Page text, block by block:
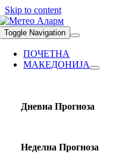
Skip to content
Toggle Navigation
ПОЧЕТНА
МАКЕДОНИЈА
Дневна Прогноза
Неделна Прогноза